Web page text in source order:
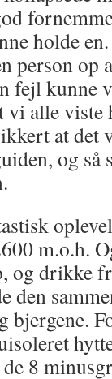
holde
person op
fejl kunne
vi alle viste
at det
og
m.o.h.
og drikke
den
bjergene.
8